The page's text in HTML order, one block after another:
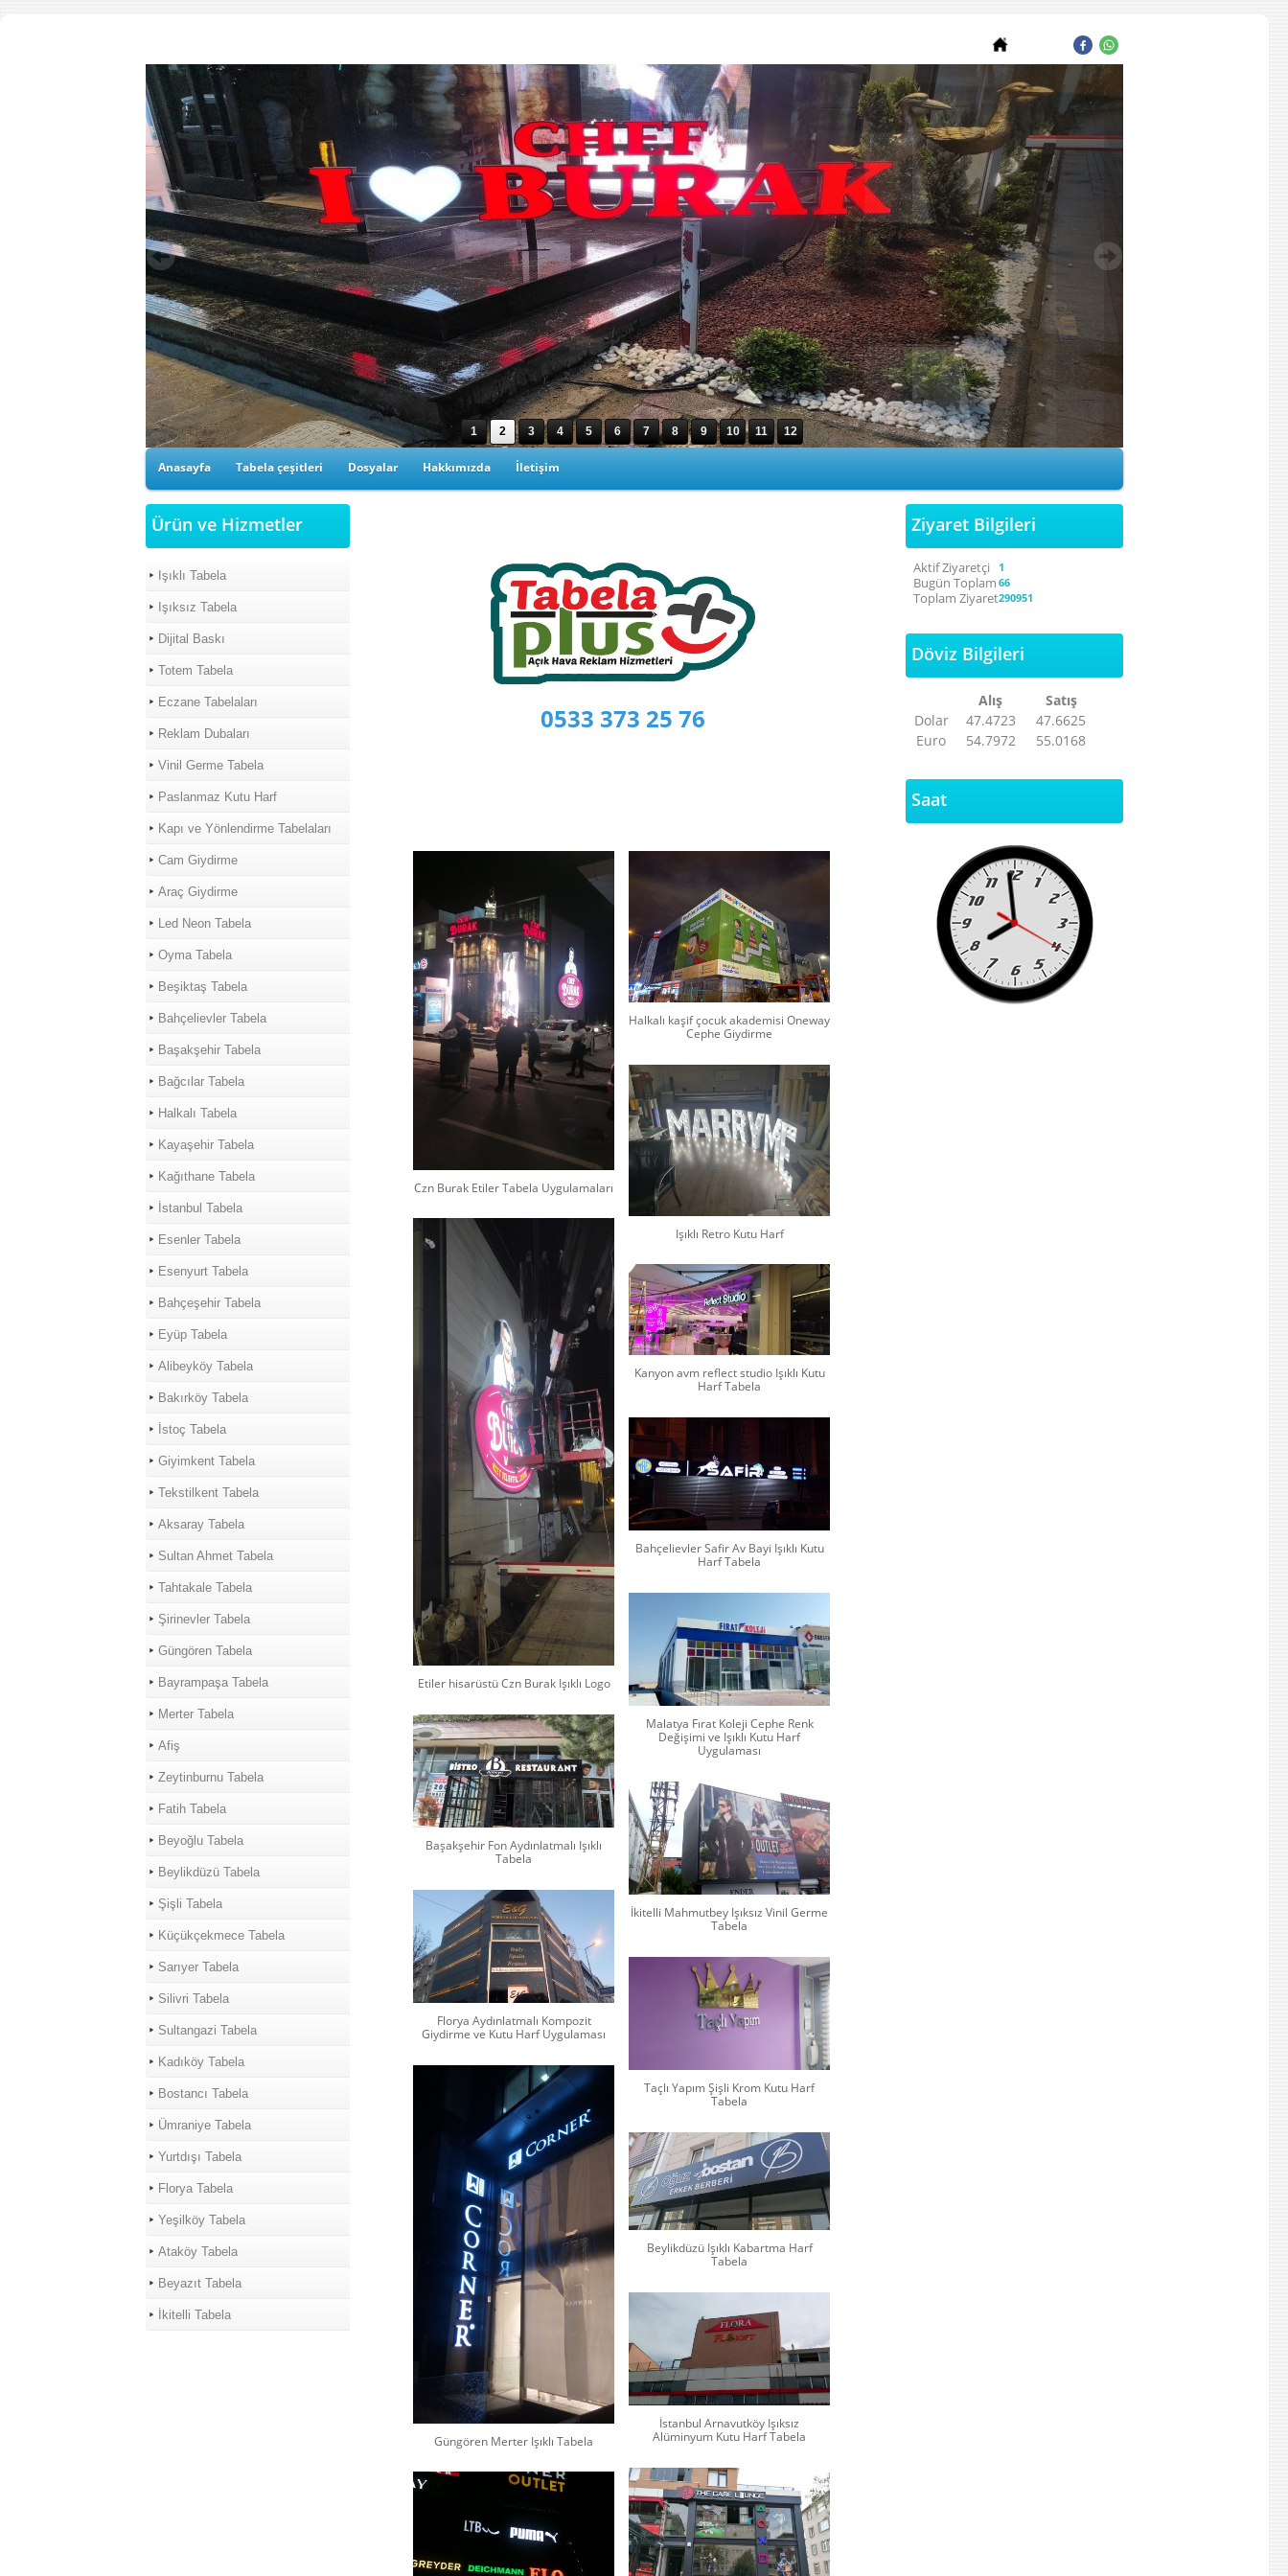
1 2 3 4 5 6 7 8 9 10 11 12
Anasayfa Tabela çeşitleri Dosyalar Hakkımızda İletişim
Ürün ve Hizmetler
Işıklı Tabela
Işıksız Tabela
Dijital Baskı
Totem Tabela
Eczane Tabelaları
Reklam Dubaları
Vinil Germe Tabela
Paslanmaz Kutu Harf
Kapı ve Yönlendirme Tabelaları
Cam Giydirme
Araç Giydirme
Led Neon Tabela
Oyma Tabela
Beşiktaş Tabela
Bahçelievler Tabela
Başakşehir Tabela
Bağcılar Tabela
Halkalı Tabela
Kayaşehir Tabela
Kağıthane Tabela
İstanbul Tabela
Esenler Tabela
Esenyurt Tabela
Bahçeşehir Tabela
Eyüp Tabela
Alibeyköy Tabela
Bakırköy Tabela
İstoç Tabela
Giyimkent Tabela
Tekstilkent Tabela
Aksaray Tabela
Sultan Ahmet Tabela
Tahtakale Tabela
Şirinevler Tabela
Güngören Tabela
Bayrampaşa Tabela
Merter Tabela
Afiş
Zeytinburnu Tabela
Fatih Tabela
Beyoğlu Tabela
Beylikdüzü Tabela
Şişli Tabela
Küçükçekmece Tabela
Sarıyer Tabela
Silivri Tabela
Sultangazi Tabela
Kadıköy Tabela
Bostancı Tabela
Ümraniye Tabela
Yurtdışı Tabela
Florya Tabela
Yeşilköy Tabela
Ataköy Tabela
Beyazıt Tabela
İkitelli Tabela
0533 373 25 76
Czn Burak Etiler Tabela Uygulamaları
Halkalı kaşif çocuk akademisi Oneway
Cephe Giydirme
Işıklı Retro Kutu Harf
Etiler hisarüstü Czn Burak Işıklı Logo
Kanyon avm reflect studio Işıklı Kutu
Harf Tabela
Bahçelievler Safir Av Bayi Işıklı Kutu
Harf Tabela
Malatya Fırat Koleji Cephe Renk
Değişimi ve Işıklı Kutu Harf
Uygulaması
Başakşehir Fon Aydınlatmalı Işıklı
Tabela
İkitelli Mahmutbey Işıksız Vinil Germe
Tabela
Florya Aydınlatmalı Kompozit
Giydirme ve Kutu Harf Uygulaması
Taçlı Yapım Şişli Krom Kutu Harf
Tabela
Güngören Merter Işıklı Tabela
Beylikdüzü Işıklı Kabartma Harf
Tabela
İstanbul Arnavutköy Işıksız
Alüminyum Kutu Harf Tabela
Ziyaret Bilgileri
Aktif Ziyaretçi 1
Bugün Toplam 66
Toplam Ziyaret290951
Döviz Bilgileri
Alış
Satış
Dolar
47.4723
47.6625
Euro
54.7972 55.0168
Saat